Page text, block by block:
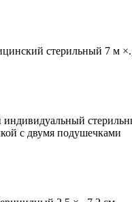
стерильный 7 м
индивидуальный
с двумя подушечками